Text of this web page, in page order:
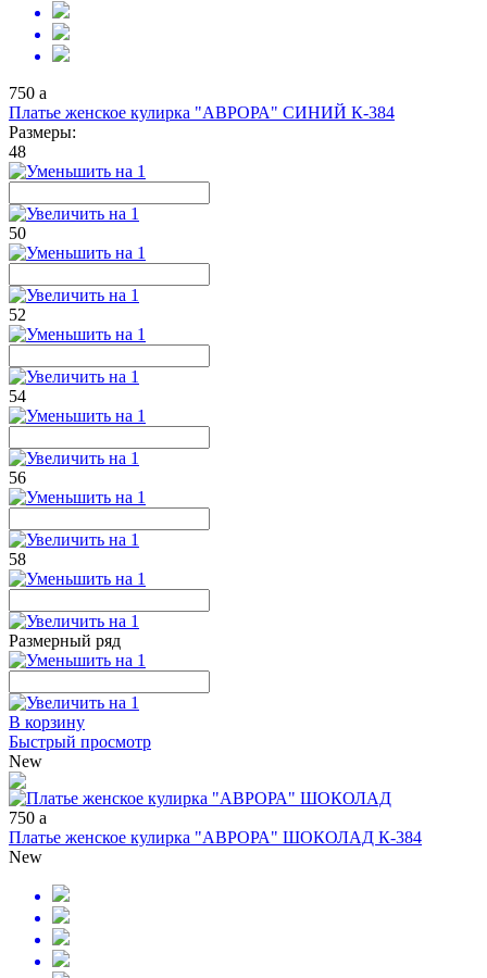
750 a
Платье женское кулирка "АВРОРА" СИНИЙ К-384
Размеры:
48
50
52
54
56
58
Размерный ряд
В корзину
Быстрый просмотр
New
750 a
Платье женское кулирка "АВРОРА" ШОКОЛАД К-384
New